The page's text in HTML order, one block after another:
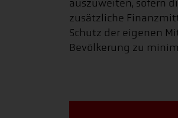
auszuweiten, sofern
zusätzliche
Schutz der eigenen
Bevölkerung zu